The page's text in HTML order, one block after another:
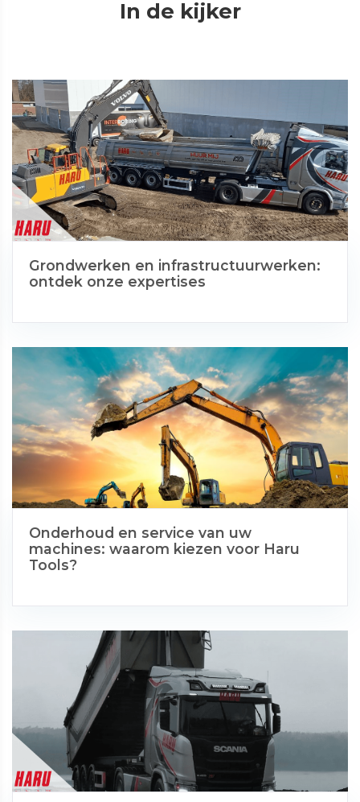
In de kijker
Grondwerken en infrastructuurwerken:
ontdek onze expertises
Onderhoud en service van uw
machines: waarom kiezen voor Haru
Tools?